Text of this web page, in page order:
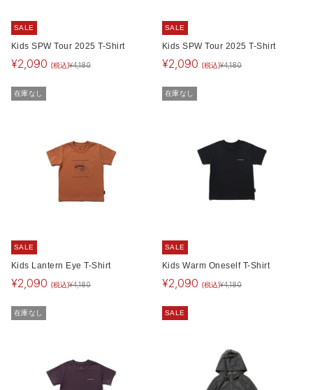
SALE
Kids SPW Tour 2025 T-Shirt
¥2,090 (税込)¥4,180
SALE
Kids SPW Tour 2025 T-Shirt
¥2,090 (税込)¥4,180
在庫なし
SALE
Kids Lantern Eye T-Shirt
¥2,090 (税込)¥4,180
在庫なし
SALE
Kids Warm Oneself T-Shirt
¥2,090 (税込)¥4,180
在庫なし SALE